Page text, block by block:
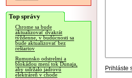
Top správy
Chrome sa bude
aktualizovať dvakrát
týždenne, v budúcnosti sa
bude aktualizovať bez
reštartov
Rumunsko odstrelmi a
blokádou mení tok Dunaja,
aby udržalo jadrovú
elektráreň v chode
Prihláste